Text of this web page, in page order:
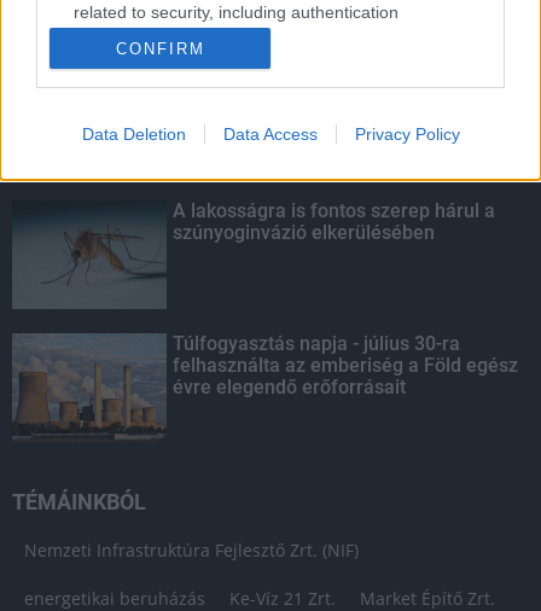
related to security, including authentication
CONFIRM
Data Deletion Data Access Privacy Policy
KIEMELT
Szakirányú továbbképzésekkel segíti
leküzdését a Gál Ferenc Egyetem
A lakosságra is fontos szerep hárul a
szúnyoginvázió elkerülésében
Túlfogyasztás napja - július 30-ra
felhasználta az emberiség a Föld egész
évre elegendő erőforrásait
TÉMÁINKBÓL
Nemzeti Infrastruktúra Fejlesztő Zrt. (NIF)
energetikai beruházás Ke-Víz 21 Zrt. Market Építő Zrt.